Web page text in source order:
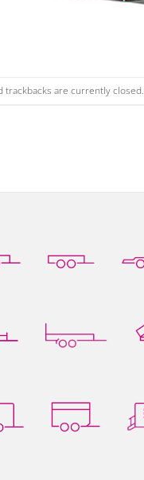
trackbacks are currently closed.